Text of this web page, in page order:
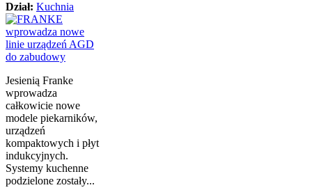
Dział: Kuchnia
Jesienią Franke
wprowadza
całkowicie nowe
modele piekarników,
urządzeń
kompaktowych i płyt
indukcyjnych.
Systemy kuchenne
podzielone zostały...